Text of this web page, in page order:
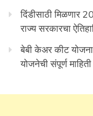
दिंडीसाठी मिळणार
राज्य सरकारचा
बेबी केअर कीट योजना
योजनेची संपूर्ण माहिती